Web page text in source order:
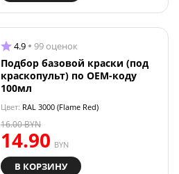
4.9 99 оценок
Подбор базовой краски (под
краскопульт) по OEM-коду
100мл
Цвет: RAL 3000 (Flame Red)
14.90 BYN
16.00BYN
В КОРЗИНУ